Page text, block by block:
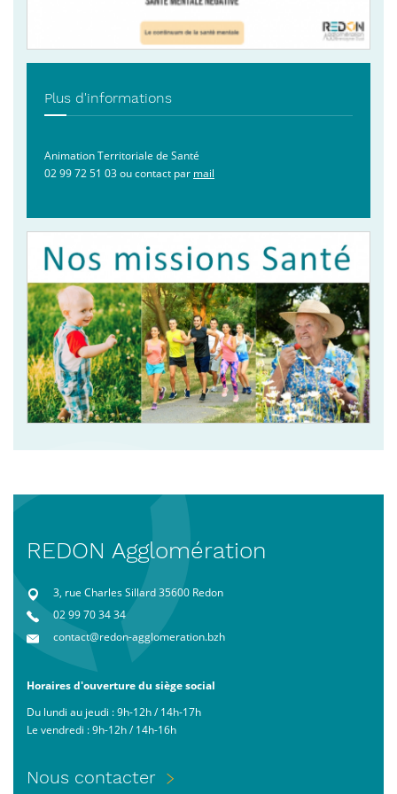
Plus d'informations
Animation Territoriale de Santé
02 99 72 51 03 ou contact par mail
REDON Agglomération
3, rue Charles Sillard 35600 Redon
02 99 70 34 34
contact@redon-agglomeration.bzh
Horaires d'ouverture du siège social
Du lundi au jeudi : 9h-12h / 14h-17h
Le vendredi : 9h-12h / 14h-16h
Menu
Nous contacter